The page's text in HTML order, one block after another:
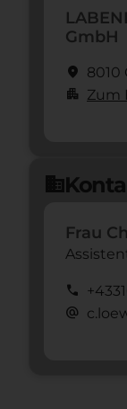
GmbH
location_on 8010
apartment Zum
domain
Frau
call
alternate_email